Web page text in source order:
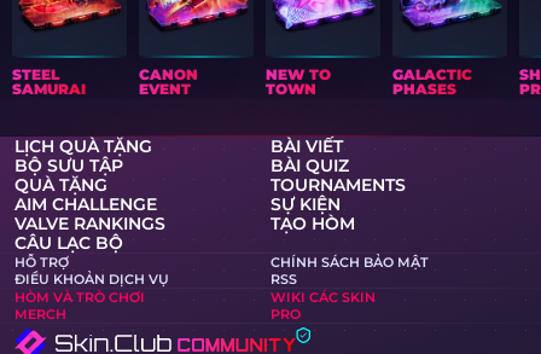
STEEL
SAMURAI
CANON
EVENT
NEW TO
TOWN
GALACTIC
PHASES
LỊCH QUÀ TẶNG
BÀI VIẾT
BỘ SƯU TẬP
BÀI QUIZ
QUÀ TẶNG
TOURNAMENTS
AIM CHALLENGE
SỰ KIỆN
VALVE RANKINGS
TẠO HÒM
CÂU LẠC BỘ
HỖ TRỢ
CHÍNH SÁCH BẢO MẬT
ĐIỀU KHOẢN DỊCH VỤ
RSS
HÒM VÀ TRÒ CHƠI
WIKI CÁC SKIN
MERCH
PRO